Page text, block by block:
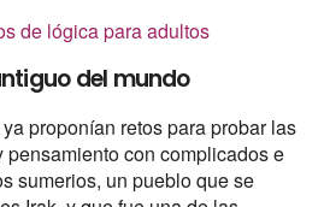
de lógica para adultos
del mundo
proponían retos para probar las
con complicados e
sumerios, un pueblo que se